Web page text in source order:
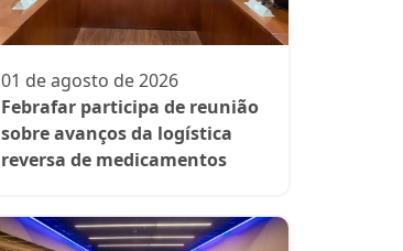
01 de agosto de 2026
Febrafar participa de reunião
sobre avanços da logística
reversa de medicamentos